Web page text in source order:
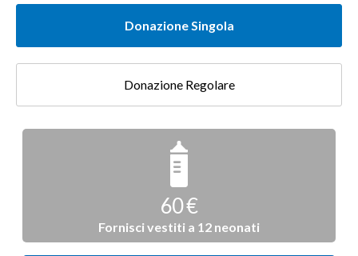
Donazione Singola
Donazione Regolare
Donazione
60 €
Fornisci vestiti a 12 neonati